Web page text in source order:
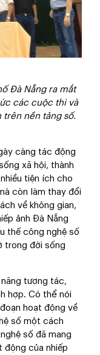
Đà Nẵng ra mắt
các cuộc thi và
trên nền tảng số.
càng tác động
xã hội, thành
tiện ích cho
còn làm thay đổi
về không gian,
ảnh Đà Nẵng
thế công nghệ số
trong đời sống
năng tương tác,
hợp. Có thể nói
hoạt động về
số một cách
số đã mang
động của nhiếp